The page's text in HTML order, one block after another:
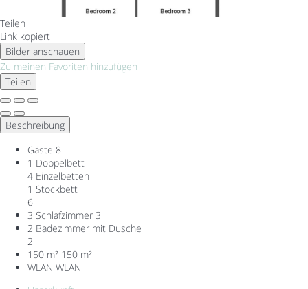
Teilen
Link kopiert
Bilder anschauen
Zu meinen Favoriten hinzufügen
Teilen
Beschreibung
Gäste 8
1 Doppelbett
4 Einzelbetten
1 Stockbett
6
3 Schlafzimmer 3
2 Badezimmer mit Dusche
2
150 m² 150 m²
WLAN WLAN